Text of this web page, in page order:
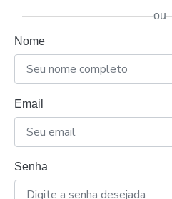
ou
Nome
Email
Senha